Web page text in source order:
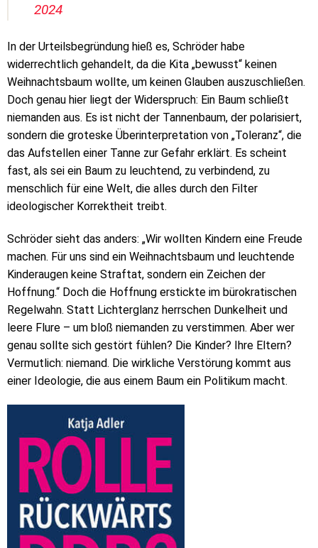
2024
In der Urteilsbegründung hieß es, Schröder habe
widerrechtlich gehandelt, da die Kita „bewusst“ keinen
Weihnachtsbaum wollte, um keinen Glauben auszuschließen.
Doch genau hier liegt der Widerspruch: Ein Baum schließt
niemanden aus. Es ist nicht der Tannenbaum, der polarisiert,
sondern die groteske Überinterpretation von „Toleranz“, die
das Aufstellen einer Tanne zur Gefahr erklärt. Es scheint
fast, als sei ein Baum zu leuchtend, zu verbindend, zu
menschlich für eine Welt, die alles durch den Filter
ideologischer Korrektheit treibt.
Schröder sieht das anders: „Wir wollten Kindern eine Freude
machen. Für uns sind ein Weihnachtsbaum und leuchtende
Kinderaugen keine Straftat, sondern ein Zeichen der
Hoffnung.“ Doch die Hoffnung erstickte im bürokratischen
Regelwahn. Statt Lichterglanz herrschen Dunkelheit und
leere Flure – um bloß niemanden zu verstimmen. Aber wer
genau sollte sich gestört fühlen? Die Kinder? Ihre Eltern?
Vermutlich: niemand. Die wirkliche Verstörung kommt aus
einer Ideologie, die aus einem Baum ein Politikum macht.